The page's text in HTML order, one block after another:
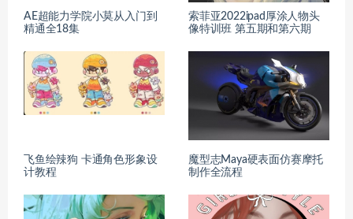
AE超能力学院小莫从入门到
精通全18集
索菲亚2022ipad厚涂人物头
像特训班 第五期和第六期
飞鱼绘辣狗 卡通角色形象设
计教程
魔型志Maya硬表面仿赛摩托
制作全流程